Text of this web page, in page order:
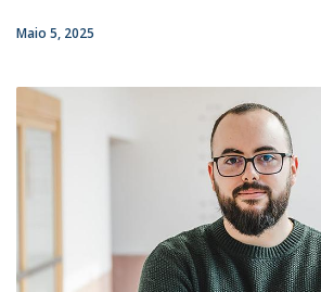
Maio 5, 2025